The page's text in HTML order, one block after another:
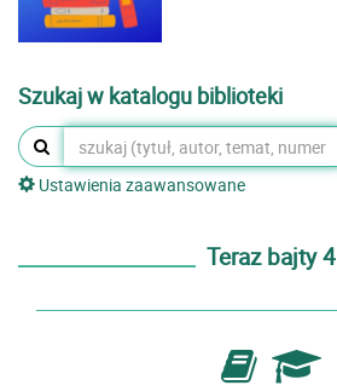
Szukaj w katalogu biblioteki
Ustawienia zaawansowane
Teraz bajty 4